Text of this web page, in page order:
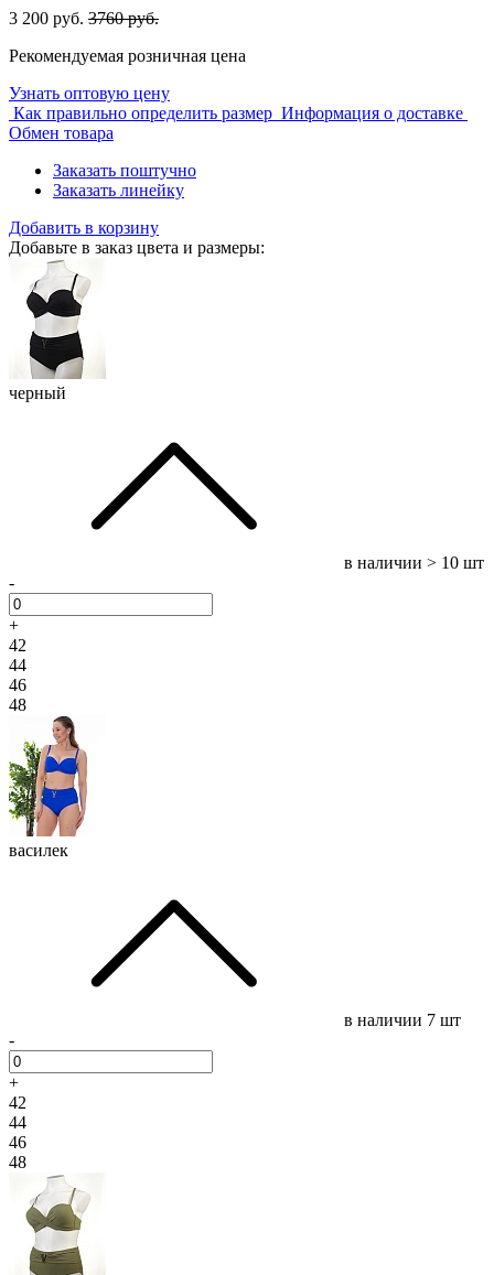
3 200 руб. 3760 руб.
Рекомендуемая розничная цена
Узнать оптовую цену
Как правильно определить размер Информация о доставке
Обмен товара
Заказать поштучно
Заказать линейку
Добавить в корзину
Добавьте в заказ цвета и размеры:
черный
в наличии > 10 шт
-
+
42
44
46
48
василек
в наличии 7 шт
-
+
42
44
46
48